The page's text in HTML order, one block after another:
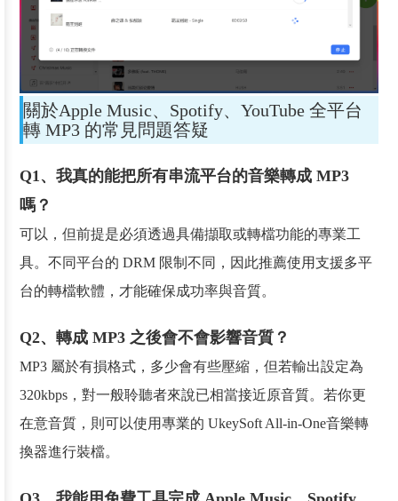
關於Apple Music、Spotify、YouTube 全平台
轉 MP3 的常見問題答疑
Q1、我真的能把所有串流平台的音樂轉成 MP3
嗎？
可以，但前提是必須透過具備擷取或轉檔功能的專業工
具。不同平台的 DRM 限制不同，因此推薦使用支援多平
台的轉檔軟體，才能確保成功率與音質。
Q2、轉成 MP3 之後會不會影響音質？
MP3 屬於有損格式，多少會有些壓縮，但若輸出設定為
320kbps，對一般聆聽者來說已相當接近原音質。若你更
在意音質，則可以使用專業的 UkeySoft All-in-One音樂轉
換器進行裝檔。